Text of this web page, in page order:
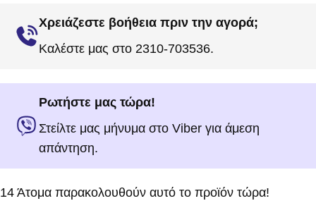
Χρειάζεστε βοήθεια πριν την αγορά;
Καλέστε μας στο 2310-703536.
Ρωτήστε μας τώρα!
Στείλτε μας μήνυμα στο Viber για άμεση
απάντηση.
14 Άτομα παρακολουθούν αυτό το προϊόν τώρα!